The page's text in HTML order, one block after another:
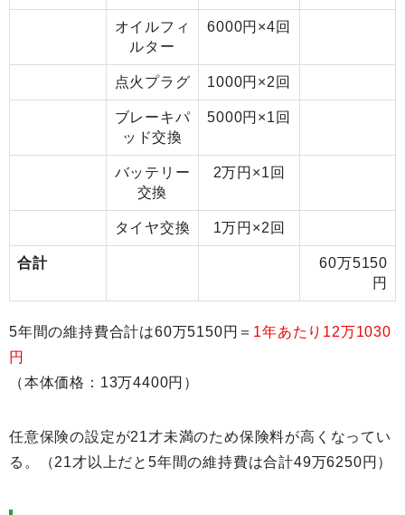
オイルフィ
ルター
6000円×4回
点火プラグ 1000円×2回
ブレーキパ
ッド交換
5000円×1回
バッテリー
交換
2万円×1回
タイヤ交換 1万円×2回
合計
60万5150
円
5年間の維持費合計は60万5150円＝ 1年あたり12万1030
円
（本体価格：13万4400円）
任意保険の設定が21才未満のため保険料が高くなってい
る。（21才以上だと5年間の維持費は合計49万6250円）